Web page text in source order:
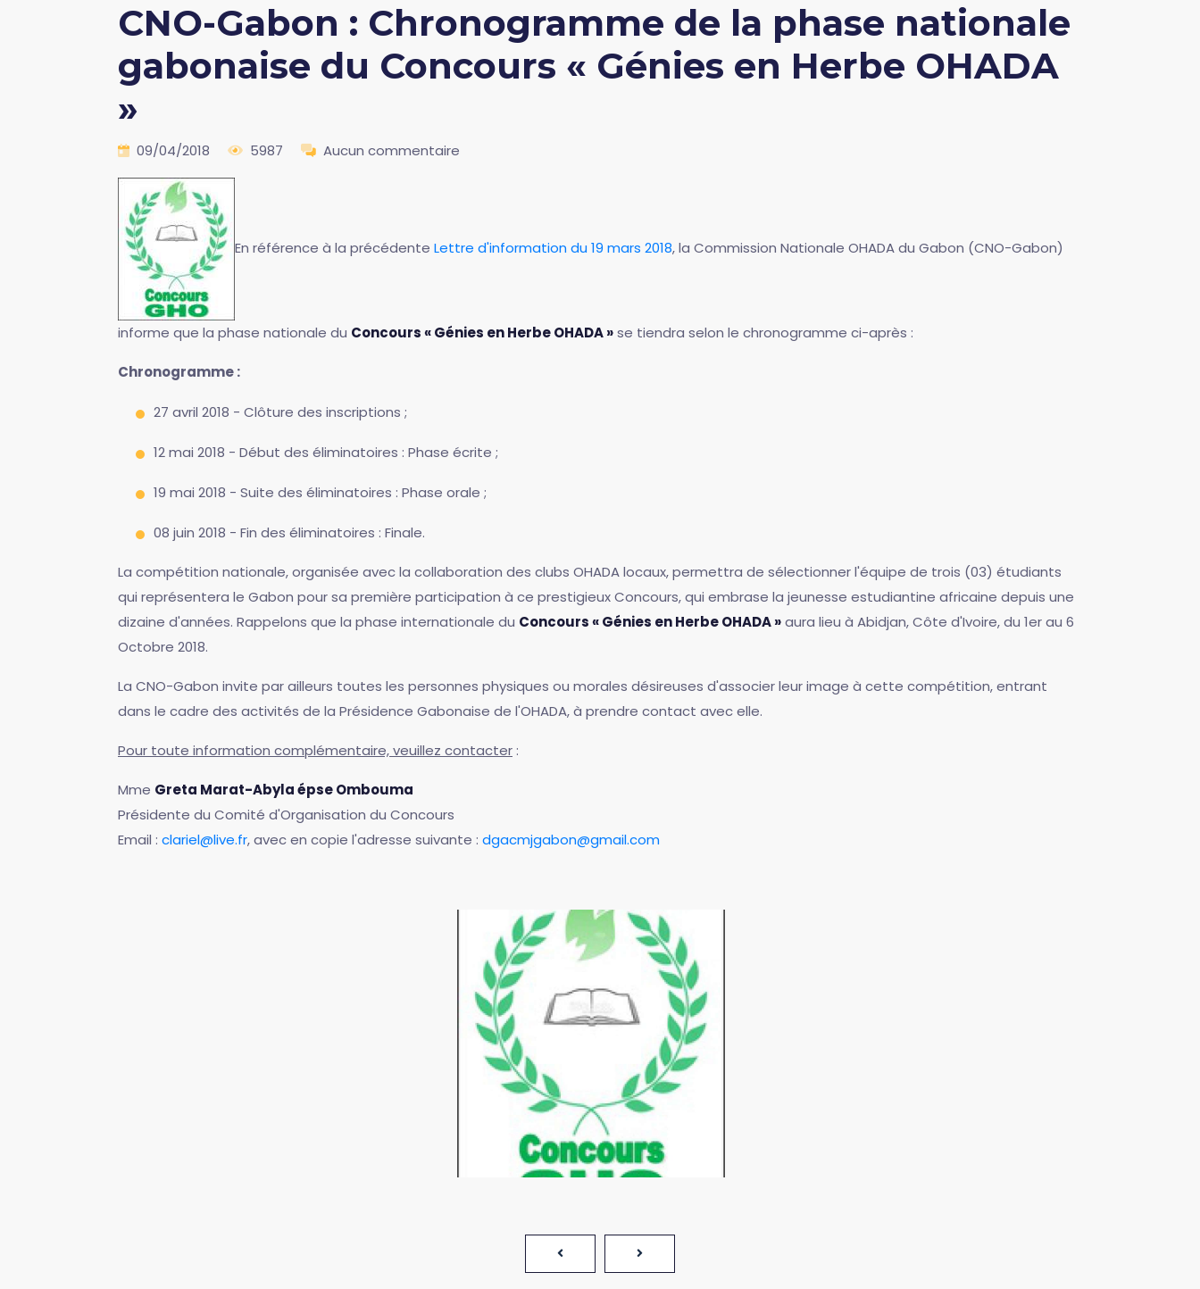
CNO-Gabon : Chronogramme de la phase nationale
gabonaise du Concours « Génies en Herbe OHADA
»
09/04/2018 5987 Aucun commentaire
En référence à la précédente Lettre d'information du 19 mars 2018, la Commission Nationale OHADA du Gabon (CNO-Gabon)
informe que la phase nationale du Concours « Génies en Herbe OHADA »se tiendra selon le chronogramme ci-après :
Chronogramme :
27 avril 2018 - Clôture des inscriptions ;
12 mai 2018 - Début des éliminatoires : Phase écrite ;
19 mai 2018 - Suite des éliminatoires : Phase orale ;
08 juin 2018 - Fin des éliminatoires : Finale.
La compétition nationale, organisée avec la collaboration des clubs OHADA locaux, permettra de sélectionner l'équipe de trois (03) étudiants
qui représentera le Gabon pour sa première participation à ce prestigieux Concours, qui embrase la jeunesse estudiantine africaine depuis une
dizaine d'années. Rappelons que la phase internationale du Concours « Génies en Herbe OHADA »aura lieu à Abidjan, Côte d'Ivoire, du 1er au 6
Octobre 2018.
La CNO-Gabon invite par ailleurs toutes les personnes physiques ou morales désireuses d'associer leur image à cette compétition, entrant
dans le cadre des activités de la Présidence Gabonaise de l'OHADA, à prendre contact avec elle.
Pour toute information complémentaire, veuillez contacter :
Mme Greta Marat-Abyla épse Ombouma
Présidente du Comité d'Organisation du Concours
Email : clariel@live.fr, avec en copie l'adresse suivante : dgacmjgabon@gmail.com